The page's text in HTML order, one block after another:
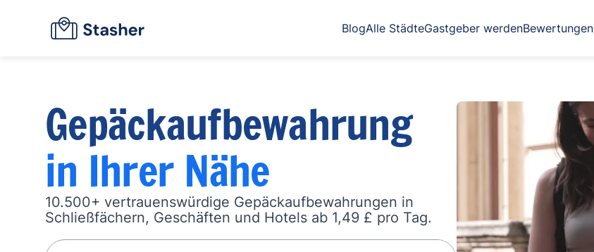
BlogAlle StädteGastgeber werdenBewertungen
Gepäckaufbewahrung
in Ihrer Nähe
10.500+ vertrauenswürdige Gepäckaufbewahrungen in
Schließfächern, Geschäften und Hotels ab 1,49 £ pro Tag.